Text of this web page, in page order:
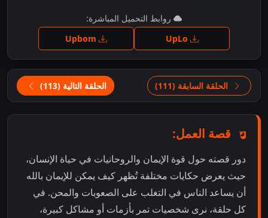
اضغط للمشاهدة
روابط التحميل المباشرة:
الحلقة السابقة (111) الحلقة التالية (113)
قصة العمل:
دور قصته حول قوة الإيمان والروحانيات في حياة الإنسان،
حيث يعرض حكايات مختلفة تُظهر كيف يمكن للإيمان بالله
أن يساعد الناس في التغلب على الصعوبات والمحن. في
كل حلقة، نرى شخصيات تمر بأزمات أو مشاكل كبيرة،